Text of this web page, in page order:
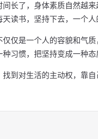
间长了，身体素质自然越
读书，坚持下去，一个
仅仅是一个人的容貌和气
习惯，把坚持变成一种
找到对生活的主动权，靠